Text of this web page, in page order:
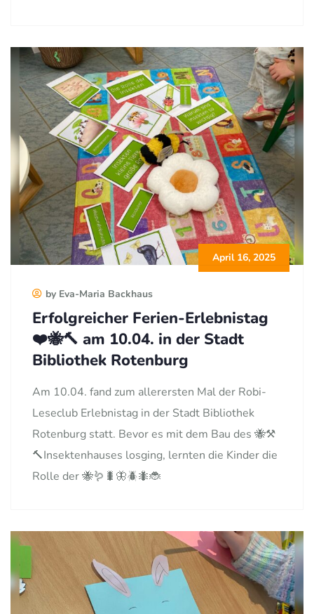
April 16, 2025
by Eva-Maria Backhaus
Erfolgreicher Ferien-Erlebnistag
❤️🐝🔨 am 10.04. in der Stadt
Bibliothek Rotenburg
Am 10.04. fand zum allerersten Mal der Robi-
Leseclub Erlebnistag in der Stadt Bibliothek
Rotenburg statt. Bevor es mit dem Bau des 🐝⚒️
🔨Insektenhauses losging, lernten die Kinder die
Rolle der 🐝🪱🐛🦋🪲🐜🐞